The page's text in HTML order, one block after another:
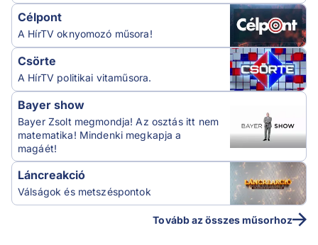
Célpont
A HírTV oknyomozó műsora!
Csörte
A HírTV politikai vitaműsora.
Bayer show
Bayer Zsolt megmondja! Az osztás itt nem
matematika! Mindenki megkapja a
magáét!
Láncreakció
Válságok és metszéspontok
Tovább az összes műsorhoz